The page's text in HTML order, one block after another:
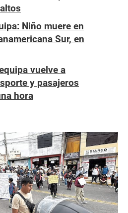
Niño muere en
Sur, en
vuelve a
y pasajeros
hora